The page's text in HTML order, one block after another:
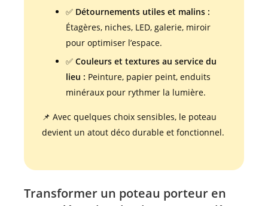
✅ Détournements utiles et malins :
Étagères, niches, LED, galerie, miroir
pour optimiser l’espace.
✅ Couleurs et textures au service du
lieu : Peinture, papier peint, enduits
minéraux pour rythmer la lumière.
📌 Avec quelques choix sensibles, le poteau
devient un atout déco durable et fonctionnel.
Transformer un poteau porteur en